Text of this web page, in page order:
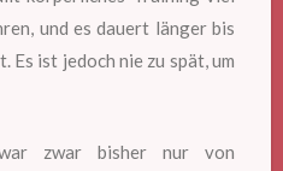
und es dauert länger bis
ist jedoch nie zu spät, um
zwar bisher nur von